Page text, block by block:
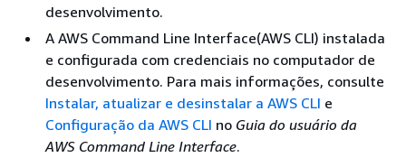
desenvolvimento.
A AWS Command Line Interface(AWS CLI) instalada
e configurada com credenciais no computador de
desenvolvimento. Para mais informações, consulte
Instalar, atualizar e desinstalar a AWS CLI e
Configuração da AWS CLI no Guia do usuário da
AWS Command Line Interface.